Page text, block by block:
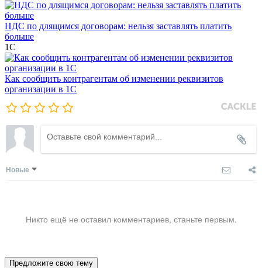
НДС по длящимся договорам: нельзя заставлять платить
больше
1С
Как сообщить контрагентам об изменении реквизитов
организации в 1C
Новые
Никто ещё не оставил комментариев, станьте первым.
Предложите свою тему